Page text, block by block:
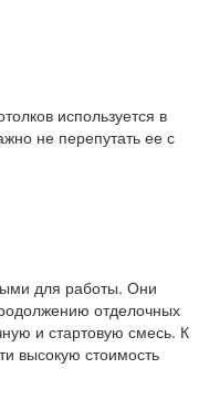
используется в
не перепутать ее с
для работы. Они
отделочных
и стартовую смесь. К
высокую стоимость